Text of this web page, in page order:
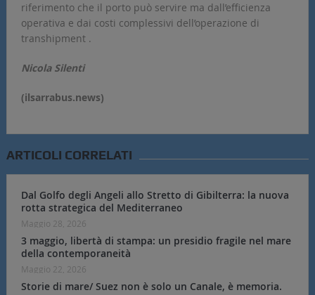
riferimento che il porto può servire ma dall’efficienza
operativa e dai costi complessivi dell’operazione di
transhipment .
Nicola Silenti
(ilsarrabus.news)
ARTICOLI CORRELATI
Dal Golfo degli Angeli allo Stretto di Gibilterra: la nuova
rotta strategica del Mediterraneo
Maggio 28, 2026
3 maggio, libertà di stampa: un presidio fragile nel mare
della contemporaneità
Maggio 22, 2026
Storie di mare/ Suez non è solo un Canale, è memoria.